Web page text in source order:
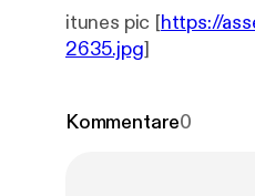
itunes pic [https://
2635.jpg]
Kommentare0